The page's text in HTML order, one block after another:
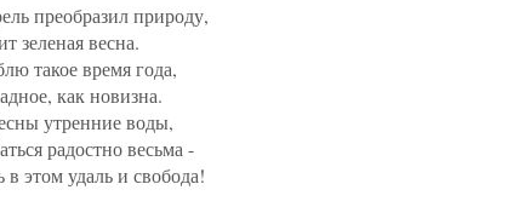
преобразил природу,
зеленая весна.
такое время года,
как новизна.
утренние воды,
радостно весьма -
в этом удаль и свобода!